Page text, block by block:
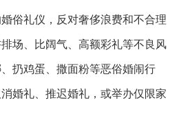
俗礼仪，反对奢侈浪费和不合理
场、比阔气、高额彩礼等不良风
扔鸡蛋、撒面粉等恶俗婚闹行
婚礼、推迟婚礼，或举办仅限家